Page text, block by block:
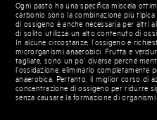
Ogni pasto ha una specifica miscela
carbonio sono la combinazione più
di ossigeno è anche necessaria per altri
di solito utilizza un alto contenuto di
In alcune circostanze, l’ossigeno è
microrganismi anaerobici. Frutta e
tagliate, sono un po’ diverse perché
l’ossidazione, eliminarlo completamente
anaerobica. Pertanto, il miglior corso di
concentrazione di ossigeno per ridurre
senza causare la formazione di